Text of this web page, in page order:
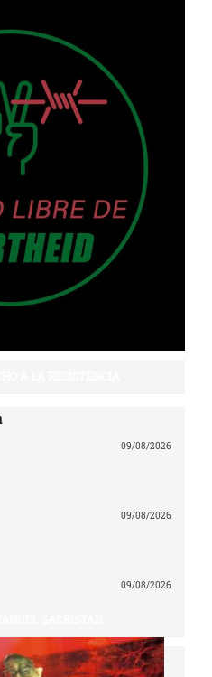
09/08/2026
09/08/2026
09/08/2026